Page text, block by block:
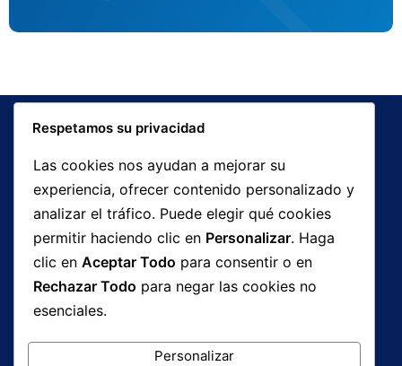
Avenida Roosevelt, Zona Libre de Colón, República de
Panamá
Calle 16, Colón, Panamá
ventas@elbros.com
Respetamos su privacidad
Las cookies nos ayudan a mejorar su
experiencia, ofrecer contenido personalizado y
analizar el tráfico. Puede elegir qué cookies
permitir haciendo clic en Personalizar. Haga
clic en Aceptar Todo para consentir o en
Rechazar Todo para negar las cookies no
esenciales.
Personalizar